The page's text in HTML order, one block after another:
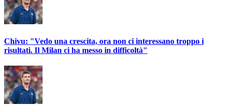
Chivu: "Vedo una crescita, ora non ci interessano troppo i
risultati. Il Milan ci ha messo in difficoltà"